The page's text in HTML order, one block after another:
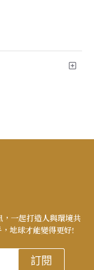
一起打造人與環境共
地球才能變得更好!
訂閱